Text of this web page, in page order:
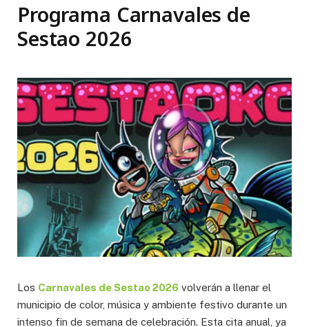
Programa Carnavales de
Sestao 2026
Los Carnavales de Sestao 2026 volverán a llenar el
municipio de color, música y ambiente festivo durante un
intenso fin de semana de celebración. Esta cita anual, ya